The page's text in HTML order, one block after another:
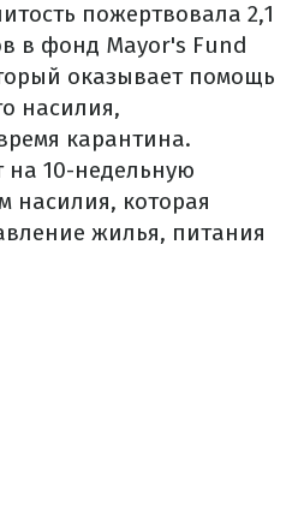
пожертвовала 2,1
в фонд Mayor's Fund
оказывает помощь
насилия,
карантина.
на 10-недельную
насилия, которая
жилья, питания